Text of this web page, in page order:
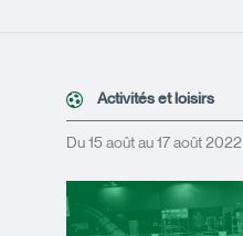
Activités et loisirs
Du 15 août au 17 août 2022